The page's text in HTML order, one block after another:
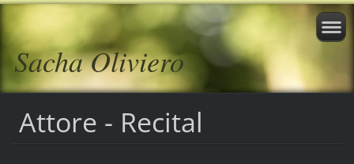
Sacha Oliviero
Attore - Recital